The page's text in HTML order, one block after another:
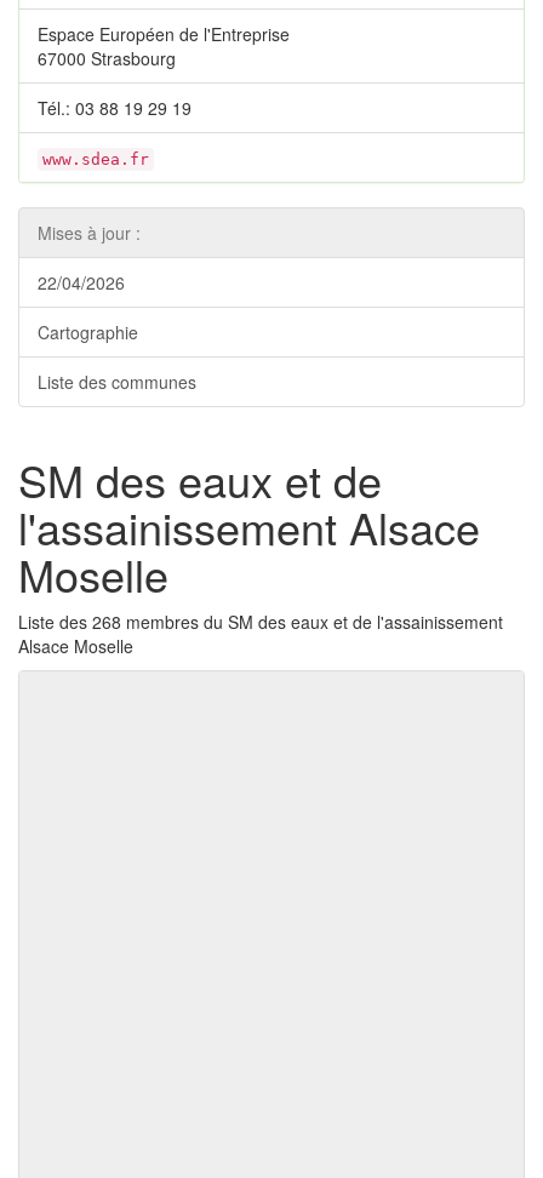
Espace Européen de l'Entreprise
67000 Strasbourg
Tél.: 03 88 19 29 19
www.sdea.fr
Mises à jour :
22/04/2026
Cartographie
Liste des communes
SM des eaux et de
l'assainissement Alsace
Moselle
Liste des 268 membres du SM des eaux et de l'assainissement
Alsace Moselle